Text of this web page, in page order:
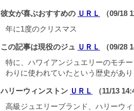
彼女が喜ぶおすすめの ＵＲＬ
（09/18
年に1度のクリスマス
この記事は現役のジュ ＵＲＬ
（09/28
特に、ハワイアンジュエリーのモチ
わりに使われていたという歴史があ
ハリーウィンストン ＵＲＬ
（11/13
高級ジュエリーブランド、ハリーウ